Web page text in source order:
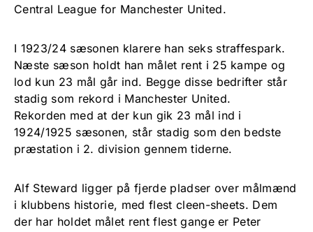
Central League for Manchester United.
I 1923/24 sæsonen klarere han seks straffespark.
Næste sæson holdt han målet rent i 25 kampe og
lod kun 23 mål går ind. Begge disse bedrifter står
stadig som rekord i Manchester United.
Rekorden med at der kun gik 23 mål ind i
1924/1925 sæsonen, står stadig som den bedste
præstation i 2. division gennem tiderne.
Alf Steward ligger på fjerde pladser over målmænd
i klubbens historie, med flest cleen-sheets. Dem
der har holdet målet rent flest gange er Peter